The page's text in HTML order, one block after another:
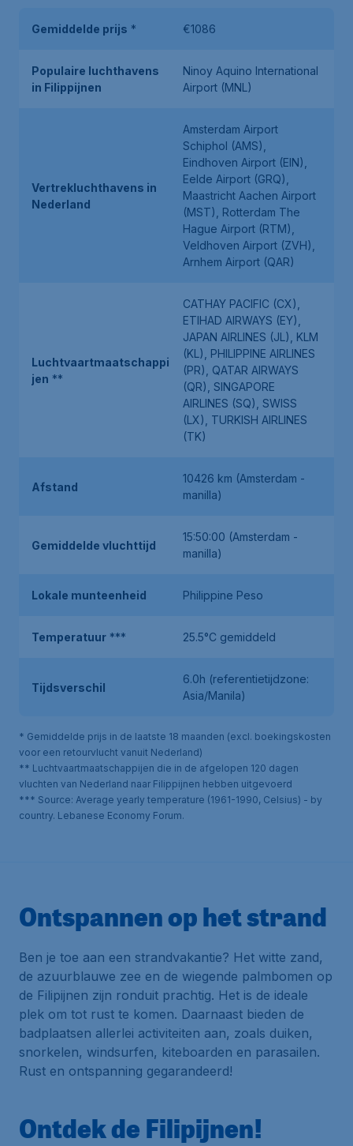
Gemiddelde prijs * €1086
Populaire luchthavens
in Filippijnen
Ninoy Aquino International
Airport (MNL)
Vertrekluchthavens in
Nederland
Amsterdam Airport
Schiphol (AMS),
Eindhoven Airport (EIN),
Eelde Airport (GRQ),
Maastricht Aachen Airport
(MST), Rotterdam The
Hague Airport (RTM),
Veldhoven Airport (ZVH),
Arnhem Airport (QAR)
Luchtvaartmaatschappi
jen **
CATHAY PACIFIC (CX),
ETIHAD AIRWAYS (EY),
JAPAN AIRLINES (JL), KLM
(KL), PHILIPPINE AIRLINES
(PR), QATAR AIRWAYS
(QR), SINGAPORE
AIRLINES (SQ), SWISS
(LX), TURKISH AIRLINES
(TK)
Afstand
10426 km (Amsterdam -
manilla)
Gemiddelde vluchttijd
15:50:00 (Amsterdam -
manilla)
Lokale munteenheid Philippine Peso
Temperatuur *** 25.5°C gemiddeld
Tijdsverschil
6.0h (referentietijdzone:
Asia/Manila)
* Gemiddelde prijs in de laatste 18 maanden (excl. boekingskosten
voor een retourvlucht vanuit Nederland)
** Luchtvaartmaatschappijen die in de afgelopen 120 dagen
vluchten van Nederland naar Filippijnen hebben uitgevoerd
*** Source: Average yearly temperature (1961-1990, Celsius) - by
country. Lebanese Economy Forum.
Ontspannen op het strand
Ben je toe aan een strandvakantie? Het witte zand,
de azuurblauwe zee en de wiegende palmbomen op
de Filipijnen zijn ronduit prachtig. Het is de ideale
plek om tot rust te komen. Daarnaast bieden de
badplaatsen allerlei activiteiten aan, zoals duiken,
snorkelen, windsurfen, kiteboarden en parasailen.
Rust en ontspanning gegarandeerd!
Ontdek de Filipijnen!